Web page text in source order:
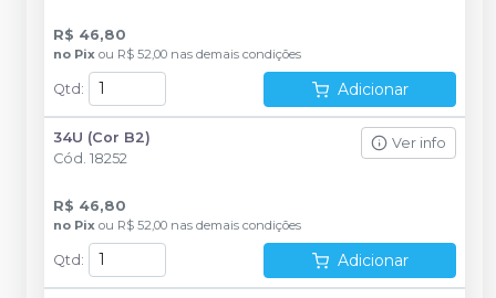
R$ 46,80
no Pix ou R$ 52,00 nas demais condições
Qtd : Adicionar
34U (Cor B2)
Cód. 18252
Ver info
R$ 46,80
no Pix ou R$ 52,00 nas demais condições
Qtd : Adicionar